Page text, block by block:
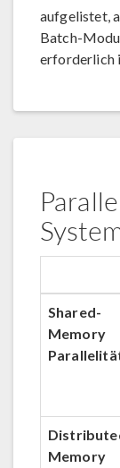
aufgelistet,
Batch-
erforderlich
Shared-
Memory
Memory